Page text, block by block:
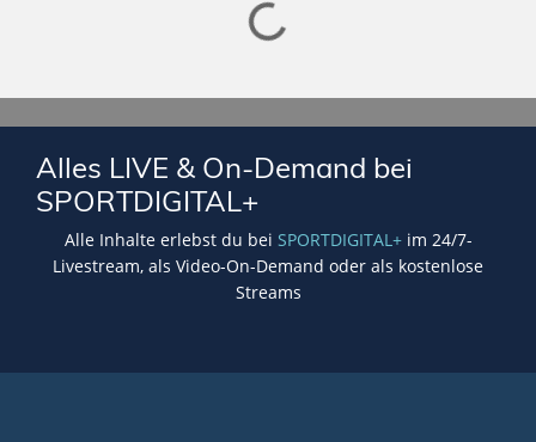
Lade SPORTDIGITAL+ Mediathek
Alles LIVE & On-Demand bei
SPORTDIGITAL+
Alle Inhalte erlebst du bei SPORTDIGITAL+im 24/7-
Livestream, als Video-On-Demand oder als kostenlose
Streams